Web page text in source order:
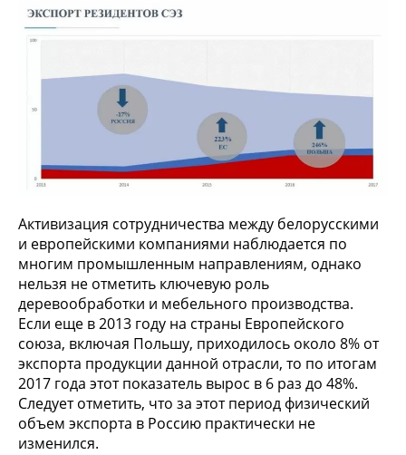
Активизация сотрудничества между белорусскими
и европейскими компаниями наблюдается по
многим промышленным направлениям, однако
нельзя не отметить ключевую роль
деревообработки и мебельного производства.
Если еще в 2013 году на страны Европейского
союза, включая Польшу, приходилось около 8% от
экспорта продукции данной отрасли, то по итогам
2017 года этот показатель вырос в 6 раз до 48%.
Следует отметить, что за этот период физический
объем экспорта в Россию практически не
изменился.